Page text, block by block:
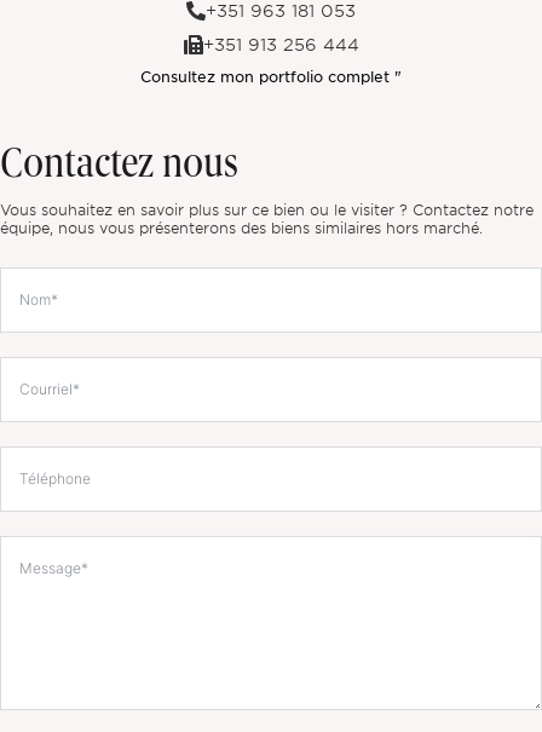
+351 963 181 053
+351 913 256 444
Consultez mon portfolio complet "
Contactez nous
Vous souhaitez en savoir plus sur ce bien ou le visiter ? Contactez notre
équipe, nous vous présenterons des biens similaires hors marché.